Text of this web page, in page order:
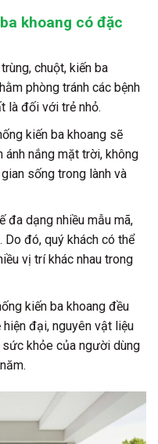
khoang có đặc
chuột, kiến ba
phòng tránh các bệnh
là đối với trẻ nhỏ.
kiến ba khoang sẽ
ánh nắng mặt trời, không
sống trong lành và
đa dạng nhiều mẫu mã,
Do đó, quý khách có thể
vị trí khác nhau trong
kiến ba khoang đều
đại, nguyên vật liệu
khỏe của người dùng